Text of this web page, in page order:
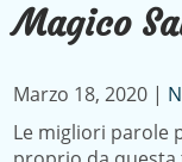
Magico
Marzo 18, 2020 |
Le migliori parole